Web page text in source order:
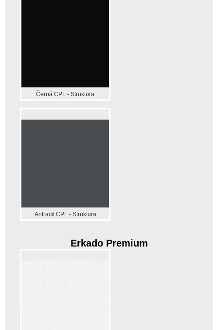
Černá CPL - Struktura
Antracit CPL - Struktura
Erkado Premium